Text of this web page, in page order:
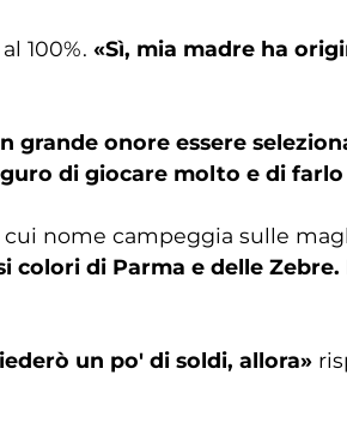
100%. «Sì, mia madre ha
grande onore essere
di giocare molto e di
nome campeggia sulle
di Parma e delle Zebre.
un po' di soldi, allora»